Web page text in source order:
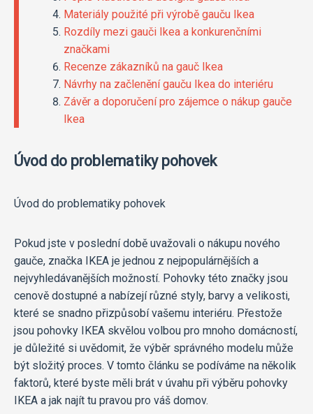
Materiály použité při výrobě gauču Ikea
Rozdíly mezi gauči Ikea a konkurenčními
značkami
Recenze zákazníků na gauč Ikea
Návrhy na začlenění gauču Ikea do interiéru
Závěr a doporučení pro zájemce o nákup gauče
Ikea
Úvod do problematiky pohovek
Úvod do problematiky pohovek
Pokud jste v poslední době uvažovali o nákupu nového
gauče, značka IKEA je jednou z nejpopulárnějších a
nejvyhledávanějších možností. Pohovky této značky jsou
cenově dostupné a nabízejí různé styly, barvy a velikosti,
které se snadno přizpůsobí vašemu interiéru. Přestože
jsou pohovky IKEA skvělou volbou pro mnoho domácností,
je důležité si uvědomit, že výběr správného modelu může
být složitý proces. V tomto článku se podíváme na několik
faktorů, které byste měli brát v úvahu při výběru pohovky
IKEA a jak najít tu pravou pro váš domov.